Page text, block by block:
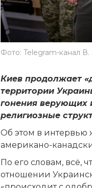
Фото: Telegram-канал В.
Киев продолжает
территории
гонения верующих
религиозные
Об этом в интервью
американо-
По его словам, всё,
отношении